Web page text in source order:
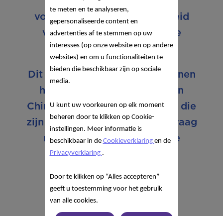
voldoen en de beschikbaarheid
voor ouders in Nederland te
blijven garanderen.
Dit initiatief past optimaal binnen
het normale koopgedrag van
Chinese resellers in Nederland die
zijn of haar klanten in China graag
maatwerk wil leveren en de
bestellingen vaak thuis
te meten en te analyseren,
gepersonaliseerde content en
advertenties af te stemmen op uw
interesses (op onze website en op andere
websites) en om u functionaliteiten te
bieden die beschikbaar zijn op sociale
media.
U kunt uw voorkeuren op elk moment
beheren door te klikken op Cookie-
instellingen. Meer informatie is
beschikbaar in de Cookieverklaring en de
Privacyverklaring .
Door te klikken op “Alles accepteren”
geeft u toestemming voor het gebruik
van alle cookies.